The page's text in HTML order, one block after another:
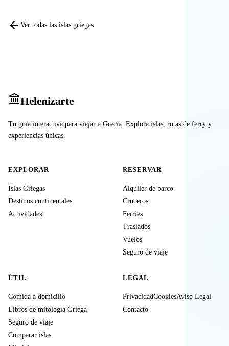
Ver todas las islas griegas
Helenizarte
Tu guía interactiva para viajar a Grecia. Explora islas, rutas de ferry y
experiencias únicas.
EXPLORAR
Islas Griegas
Destinos continentales
Actividades
RESERVAR
Alquiler de barco
Cruceros
Ferries
Traslados
Vuelos
Seguro de viaje
ÚTIL
Comida a domicilio
Libros de mitología Griega
Seguro de viaje
Comparar islas
LEGAL
PrivacidadCookiesAviso Legal
Contacto